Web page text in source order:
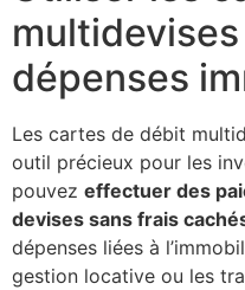
dépenses
Les cartes de débit
outil précieux pour les
pouvez effectuer des
devises sans frais
dépenses liées à
gestion locative ou les